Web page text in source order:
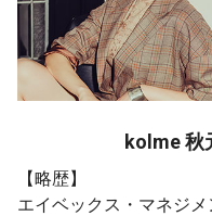
kolme 秋
【略歴】
エイベックス・マネジ